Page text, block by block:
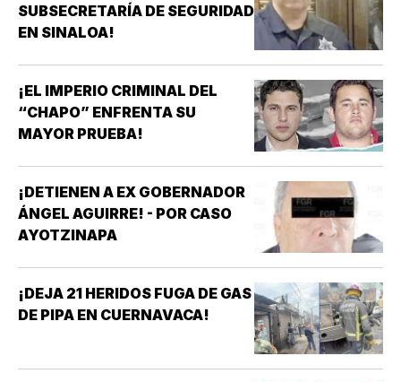
SUBSECRETARÍA DE SEGURIDAD
EN SINALOA!
¡EL IMPERIO CRIMINAL DEL
“CHAPO” ENFRENTA SU
MAYOR PRUEBA!
¡DETIENEN A EX GOBERNADOR
ÁNGEL AGUIRRE! - POR CASO
AYOTZINAPA
¡DEJA 21 HERIDOS FUGA DE GAS
DE PIPA EN CUERNAVACA!